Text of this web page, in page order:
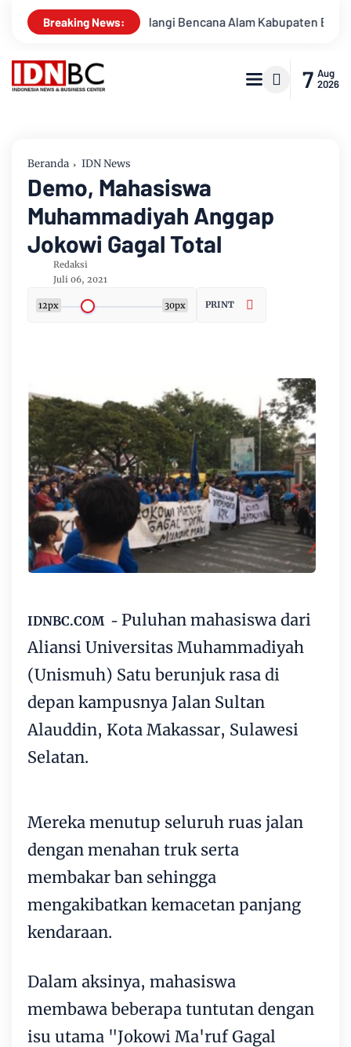
Breaking News:
Bencana Alam Kabupaten Bengkalis
7 Aug
2026
Beranda IDN News
Demo, Mahasiswa
Muhammadiyah Anggap
Jokowi Gagal Total
Redaksi
Juli 06, 2021
12px 30px PRINT
IDNBC.COM - Puluhan mahasiswa dari
Aliansi Universitas Muhammadiyah
(Unismuh) Satu berunjuk rasa di
depan kampusnya Jalan Sultan
Alauddin, Kota Makassar, Sulawesi
Selatan.
Mereka menutup seluruh ruas jalan
dengan menahan truk serta
membakar ban sehingga
mengakibatkan kemacetan panjang
kendaraan.
Dalam aksinya, mahasiswa
membawa beberapa tuntutan dengan
isu utama "Jokowi Ma'ruf Gagal